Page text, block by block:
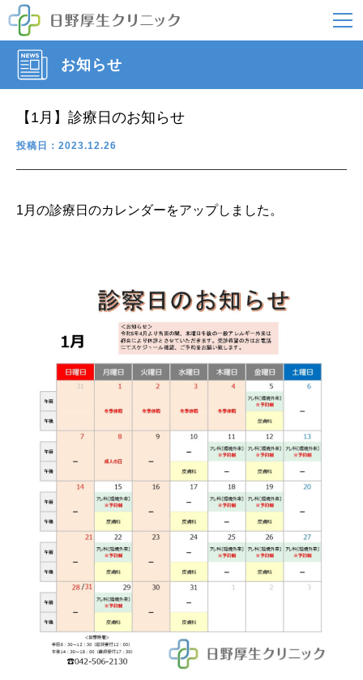
お知らせ
【1月】診療日のお知らせ
投稿日：2023.12.26
1月の診療日のカレンダーをアップしました。